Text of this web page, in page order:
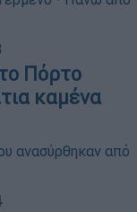
Πόρτο
καμένα